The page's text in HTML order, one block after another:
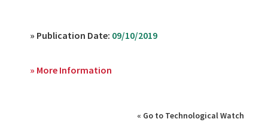
» Publication Date: 09/10/2019
» More Information
« Go to Technological Watch